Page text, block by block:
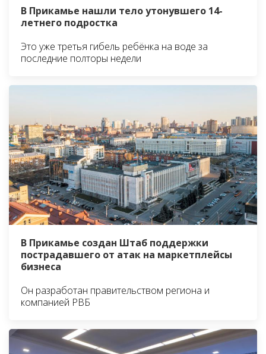
В Прикамье нашли тело утонувшего 14-
летнего подростка
Это уже третья гибель ребёнка на воде за
последние полторы недели
В Прикамье создан Штаб поддержки
пострадавшего от атак на маркетплейсы
бизнеса
Он разработан правительством региона и
компанией РВБ